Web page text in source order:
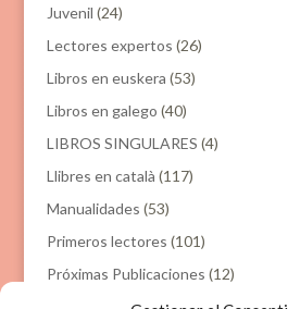
Juvenil (24)
Lectores expertos (26)
Libros en euskera (53)
Libros en galego (40)
LIBROS SINGULARES (4)
Llibres en català (117)
Manualidades (53)
Primeros lectores (101)
Próximas Publicaciones (12)